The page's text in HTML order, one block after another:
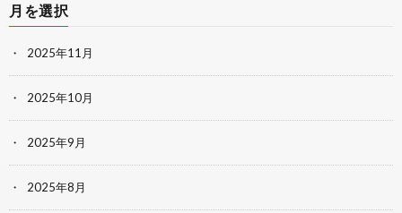
月を選択
2025年11月
2025年10月
2025年9月
2025年8月